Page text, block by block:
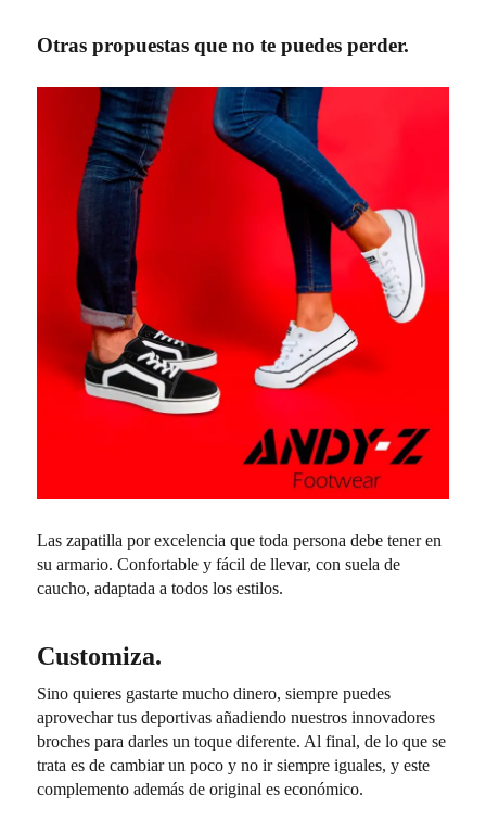
Otras propuestas que no te puedes perder.
Las zapatilla por excelencia que toda persona debe tener en
su armario. Confortable y fácil de llevar, con suela de
caucho, adaptada a todos los estilos.
Customiza.
Sino quieres gastarte mucho dinero, siempre puedes
aprovechar tus deportivas añadiendo nuestros innovadores
broches para darles un toque diferente. Al final, de lo que se
trata es de cambiar un poco y no ir siempre iguales, y este
complemento además de original es económico.